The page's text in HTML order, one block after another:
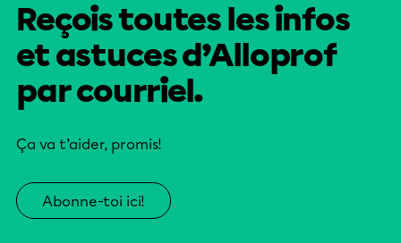
Reçois toutes les infos
et astuces d’Alloprof
par courriel.
Ça va t’aider, promis!
Abonne-toi ici!